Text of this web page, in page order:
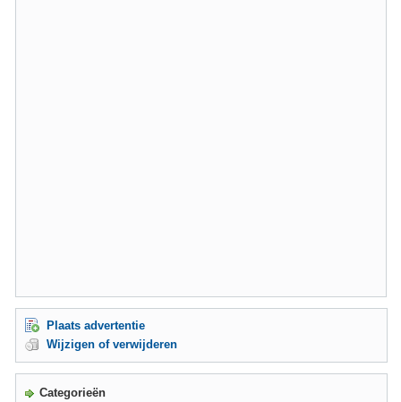
Plaats advertentie
Wijzigen of verwijderen
Categorieën